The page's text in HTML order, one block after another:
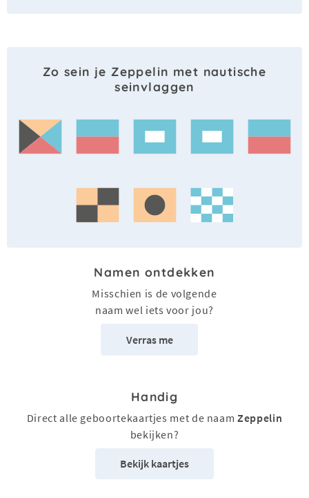
Zo sein je Zeppelin met nautische
seinvlaggen
Namen ontdekken
Misschien is de volgende
naam wel iets voor jou?
Verras me
Handig
Direct alle geboortekaartjes met de naamZeppelin
bekijken?
Bekijk kaartjes